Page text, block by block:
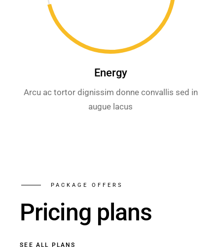
Energy
Arcu ac tortor dignissim donne convallis sed in
augue lacus
PACKAGE OFFERS
Pricing plans
SEE ALL PLANS